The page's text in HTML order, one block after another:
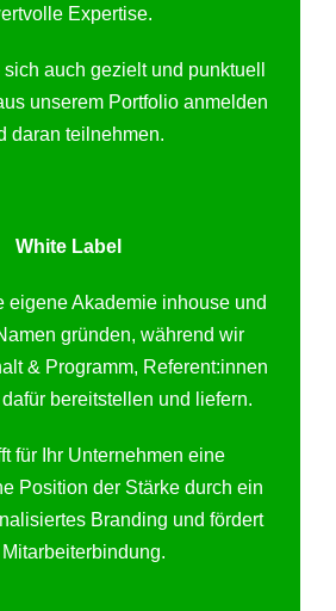
Expertise.
auch gezielt und punktuell
unserem Portfolio anmelden
daran teilnehmen.
White Label
eigene Akademie inhouse und
gründen, während wir
& Programm, Referent:innen
bereitstellen und liefern.
für Ihr Unternehmen eine
Position der Stärke durch ein
Branding und fördert